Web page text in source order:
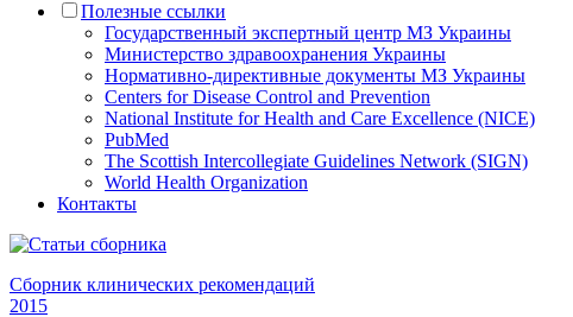
Полезные ссылки
Государственный экспертный центр МЗ Украины
Министерство здравоохранения Украины
Нормативно-директивные документы МЗ Украины
Centers for Disease Control and Prevention
National Institute for Health and Care Excellence (NICE)
PubMed
The Scottish Intercollegiate Guidelines Network (SIGN)
World Health Organization
Контакты
Сборник клинических рекомендаций
2015